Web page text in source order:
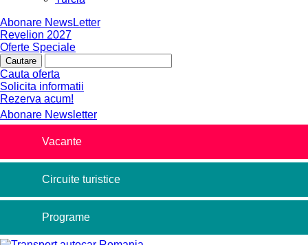
Abonare NewsLetter
Revelion 2027
Oferte Speciale
Cauta oferta
Solicita informatii
Rezerva acum!
Abonare Newsletter
Vacante
Circuite turistice
Programe